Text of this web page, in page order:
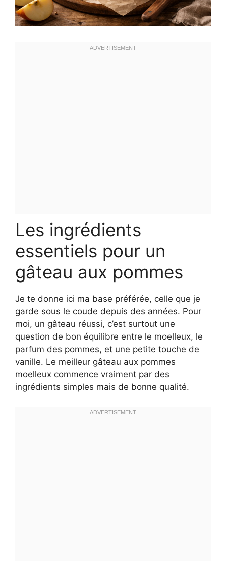
Les ingrédients
essentiels pour un
gâteau aux pommes
Je te donne ici ma base préférée, celle que je
garde sous le coude depuis des années. Pour
moi, un gâteau réussi, c’est surtout une
question de bon équilibre entre le moelleux, le
parfum des pommes, et une petite touche de
vanille. Le meilleur gâteau aux pommes
moelleux commence vraiment par des
ingrédients simples mais de bonne qualité.